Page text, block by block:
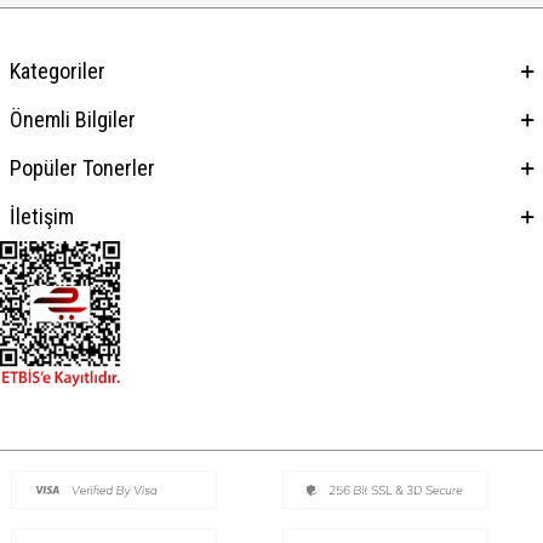
Kategoriler
Önemli Bilgiler
Popüler Tonerler
İletişim